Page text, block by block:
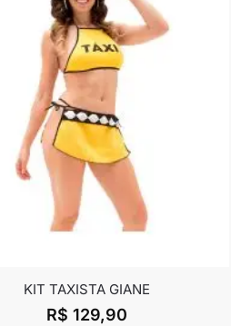
KIT TAXISTA GIANE
R$ 129,90